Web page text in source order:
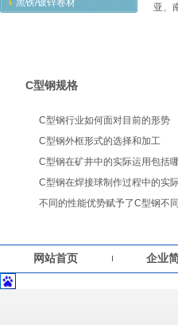
黑铁/镀锌卷材
亚、
C型钢规格
C型钢行业如何面对目前的形势
C型钢外框形式的选择和加工
C型钢在矿井中的实际运用包括
C型钢在焊接球制作过程中的实
不同的性能优势赋予了C型钢不
网站首页 企业